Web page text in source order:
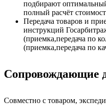
подбирают
полный расчёт
Передача товаров и
инструкций
(приемка,передача по
(приемка,передача по
Сопровождающие
Совместно с товаром,